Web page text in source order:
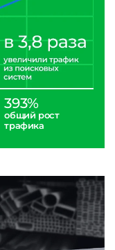
393%
общий рост
трафика